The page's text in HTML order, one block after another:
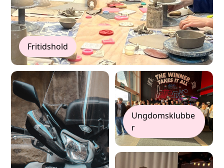
Fritidshold
Ungdomsklubbe
r